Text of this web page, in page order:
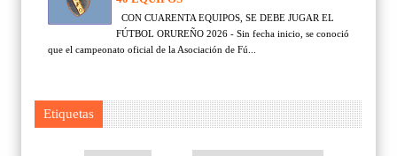
CON CUARENTA EQUIPOS, SE DEBE JUGAR EL
FÚTBOL ORUREÑO 2026 - Sin fecha inicio, se conoció
que el campeonato oficial de la Asociación de Fú...
Etiquetas